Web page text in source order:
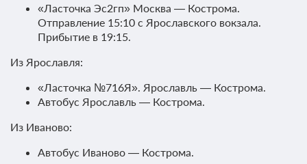
«Ласточка Эс2гп» Москва — Кострома.
Отправление 15:10 с Ярославского вокзала.
Прибытие в 19:15.
Из Ярославля:
«Ласточка №716Я». Ярославль — Кострома.
Автобус Ярославль — Кострома.
Из Иваново:
Автобус Иваново — Кострома.